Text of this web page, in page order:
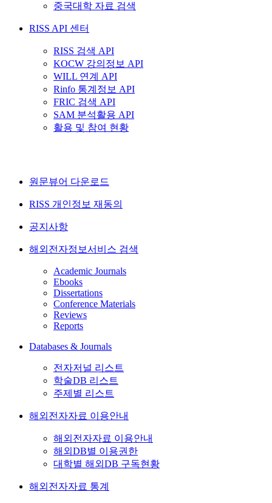
중국대학 자료 검색
RISS API 센터
RISS 검색 API
KOCW 강의정보 API
WILL 연계 API
Rinfo 통계정보 API
FRIC 검색 API
SAM 분석활용 API
활용 및 참여 현황
원문뷰어 다운로드
RISS 개인정보 재동의
공지사항
해외전자정보서비스 검색
Academic Journals
Ebooks
Dissertations
Conference Materials
Reviews
Reports
Databases & Journals
전자저널 리스트
학술DB 리스트
주제별 리스트
해외전자자료 이용안내
해외전자자료 이용안내
해외DB별 이용권한
대학별 해외DB 구독현황
해외전자자료 통계